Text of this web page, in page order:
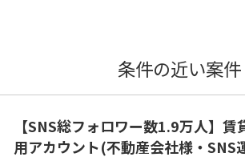
条件の近い案件
【SNS総フォロワー数1.9万人】
用アカウント(不動産会社様・SNS